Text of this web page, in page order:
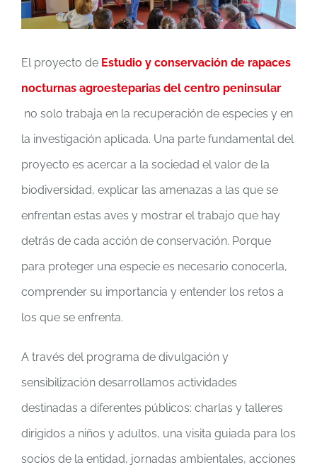
El proyecto de Estudio y conservación de rapaces
nocturnas agroesteparias del centro peninsular
no solo trabaja en la recuperación de especies y en
la investigación aplicada. Una parte fundamental del
proyecto es acercar a la sociedad el valor de la
biodiversidad, explicar las amenazas a las que se
enfrentan estas aves y mostrar el trabajo que hay
detrás de cada acción de conservación. Porque
para proteger una especie es necesario conocerla,
comprender su importancia y entender los retos a
los que se enfrenta.
A través del programa de divulgación y
sensibilización desarrollamos actividades
destinadas a diferentes públicos: charlas y talleres
dirigidos a niños y adultos, una visita guiada para los
socios de la entidad, jornadas ambientales, acciones